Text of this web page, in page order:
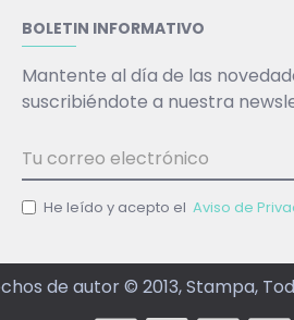
BOLETIN INFORMATIVO
Mantente al día de las
suscribiéndote a nuestra
He leído y acepto el Aviso de
de autor © 2013, Stampa,